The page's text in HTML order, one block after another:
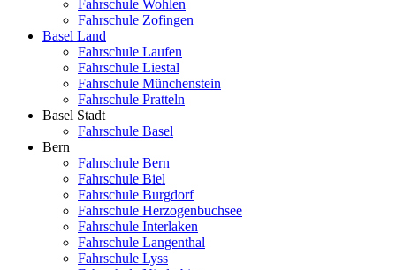
Fahrschule Wohlen
Fahrschule Zofingen
Basel Land
Fahrschule Laufen
Fahrschule Liestal
Fahrschule Münchenstein
Fahrschule Pratteln
Basel Stadt
Fahrschule Basel
Bern
Fahrschule Bern
Fahrschule Biel
Fahrschule Burgdorf
Fahrschule Herzogenbuchsee
Fahrschule Interlaken
Fahrschule Langenthal
Fahrschule Lyss